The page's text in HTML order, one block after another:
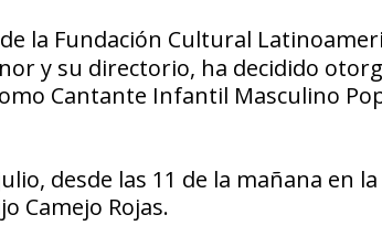
la Fundación Cultural
y su directorio, ha decidido
Cantante Infantil Masculino
desde las 11 de la mañana en la
Camejo Rojas.